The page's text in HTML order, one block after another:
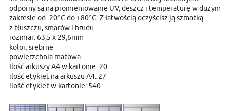
odporny są na promieniowanie UV, deszcz i temperaturę w dużym
zakresie od -20°C do +80°C. Z łatwością oczyścisz ją szmatką
z tłuszczu, smarów i brudu.
rozmiar: 63,5 x 29,6mm
kolor: srebrne
powierzchnia matowa
Ilość arkuszy A4 w kartonie: 20
ilość etykiet na arkuszu A4: 27
ilość etykiet w kartonie: 540